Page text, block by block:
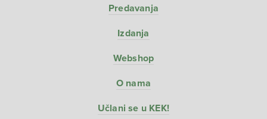
Predavanja
Izdanja
Webshop
O nama
Učlani se u KEK!